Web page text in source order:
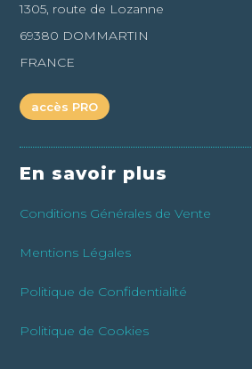
1305, route de Lozanne
69380 DOMMARTIN
FRANCE
accès PRO
En savoir plus
Conditions Générales de Vente
Mentions Légales
Politique de Confidentialité
Politique de Cookies